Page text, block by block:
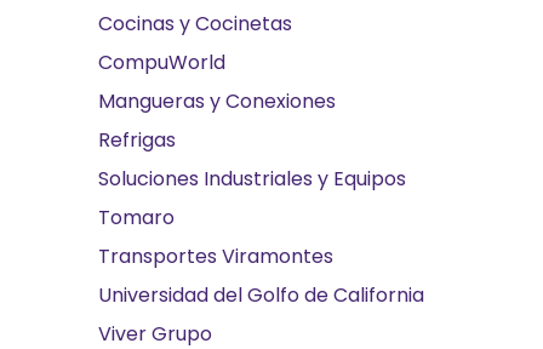
Cocinas y Cocinetas
CompuWorld
Mangueras y Conexiones
Refrigas
Soluciones Industriales y Equipos
Tomaro
Transportes Viramontes
Universidad del Golfo de California
Viver Grupo